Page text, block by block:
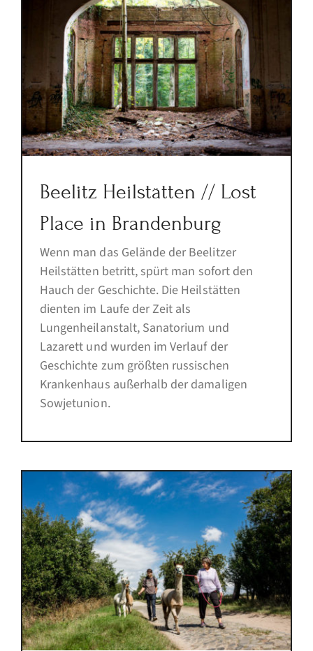
Beelitz Heilstätten // Lost
Place in Brandenburg
Wenn man das Gelände der Beelitzer
Heilstätten betritt, spürt man sofort den
Hauch der Geschichte. Die Heilstätten
dienten im Laufe der Zeit als
Lungenheilanstalt, Sanatorium und
Lazarett und wurden im Verlauf der
Geschichte zum größten russischen
Krankenhaus außerhalb der damaligen
Sowjetunion.